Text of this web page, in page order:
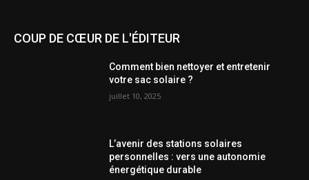
COUP DE CŒUR DE L'ÉDITEUR
Comment bien nettoyer et entretenir
votre sac solaire ?
juillet 10, 2025
L’avenir des stations solaires
personnelles : vers une autonomie
énergétique durable